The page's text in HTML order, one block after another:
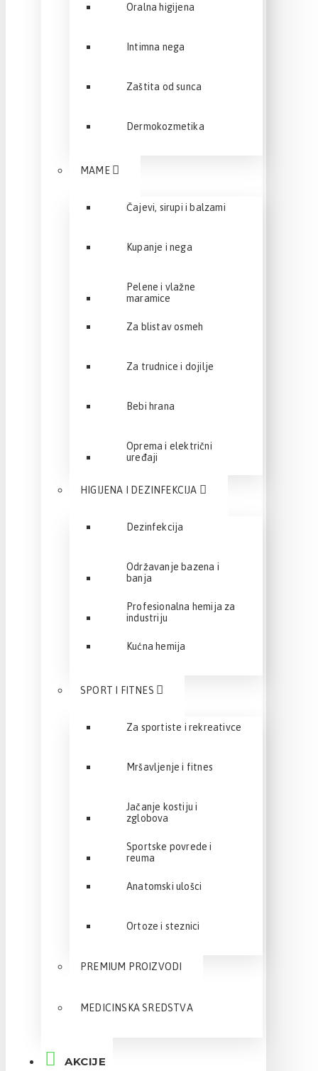
Oralna higijena
Intimna nega
Zaštita od sunca
Dermokozmetika
MAME
Čajevi, sirupi i balzami
Kupanje i nega
Pelene i vlažne
maramice
Za blistav osmeh
Za trudnice i dojilje
Bebi hrana
Oprema i električni
uređaji
HIGIJENA I DEZINFEKCIJA
Dezinfekcija
Održavanje bazena i
banja
Profesionalna hemija za
industriju
Kućna hemija
SPORT I FITNES
Za sportiste i rekreativce
Mršavljenje i fitnes
Jačanje kostiju i
zglobova
Sportske povrede i
reuma
Anatomski ulošci
Ortoze i steznici
PREMIUM PROIZVODI
MEDICINSKA SREDSTVA
AKCIJE